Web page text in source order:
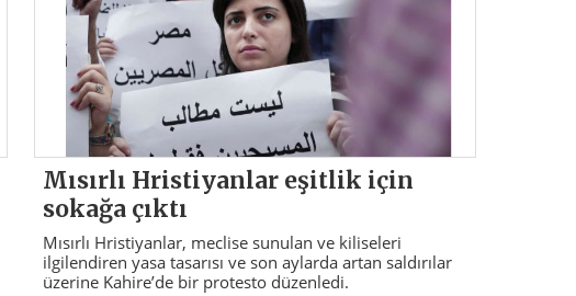
Mısırlı Hristiyanlar eşitlik için
sokağa çıktı
Mısırlı Hristiyanlar, meclise sunulan ve kiliseleri
ilgilendiren yasa tasarısı ve son aylarda artan saldırılar
üzerine Kahire’de bir protesto düzenledi.